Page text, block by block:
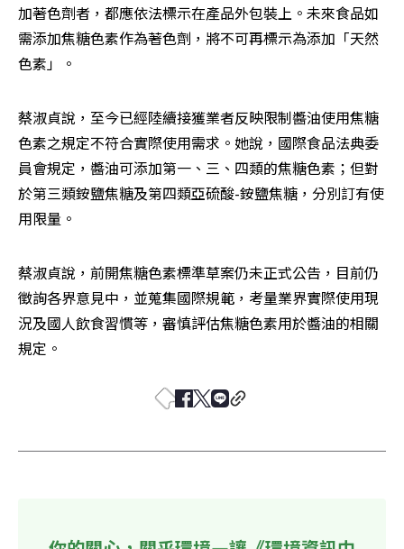
加著色劑者，都應依法標示在產品外包裝上。未來食品如
需添加焦糖色素作為著色劑，將不可再標示為添加「天然
色素」。
蔡淑貞說，至今已經陸續接獲業者反映限制醬油使用焦糖
色素之規定不符合實際使用需求。她說，國際食品法典委
員會規定，醬油可添加第一、三、四類的焦糖色素；但對
於第三類銨鹽焦糖及第四類亞硫酸-銨鹽焦糖，分別訂有使
用限量。
蔡淑貞說，前開焦糖色素標準草案仍未正式公告，目前仍
徵詢各界意見中，並蒐集國際規範，考量業界實際使用現
況及國人飲食習慣等，審慎評估焦糖色素用於醬油的相關
規定。